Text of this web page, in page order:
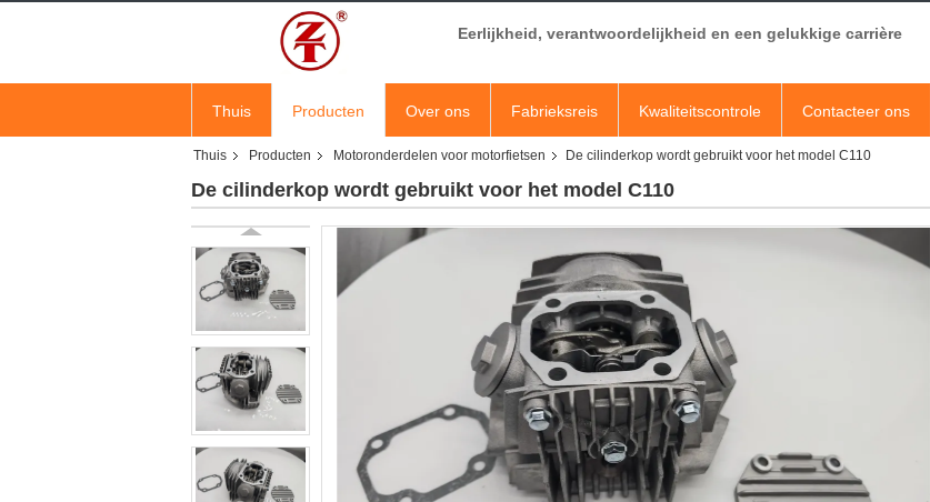
Eerlijkheid, verantwoordelijkheid en een gelukkige carrière
Thuis Producten Over ons Fabrieksreis Kwaliteitscontrole Contacteer ons
Thuis Producten Motoronderdelen voor motorfietsen De cilinderkop wordt gebruikt voor het model C110
De cilinderkop wordt gebruikt voor het model C110